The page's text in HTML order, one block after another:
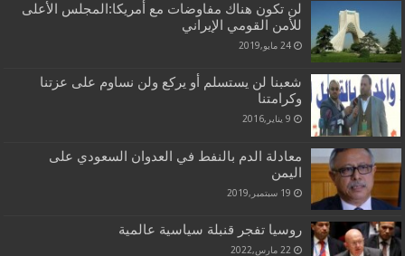
لن تكون هناك مفاوضات مع أمريكا:المجلس الأعلى
للأمن القومي الإيراني
24 مايو,2019
شعبنا لن يستسلم أو يركع ولن نساوم على عزتنا
وكرامتنا
9 يناير,2016
معادلة الدم بالنفط في العدوان السعودي على
اليمن
19 سبتمبر,2019
روسيا تفجر قنبلة سياسية عالمية
22 مارس,2022